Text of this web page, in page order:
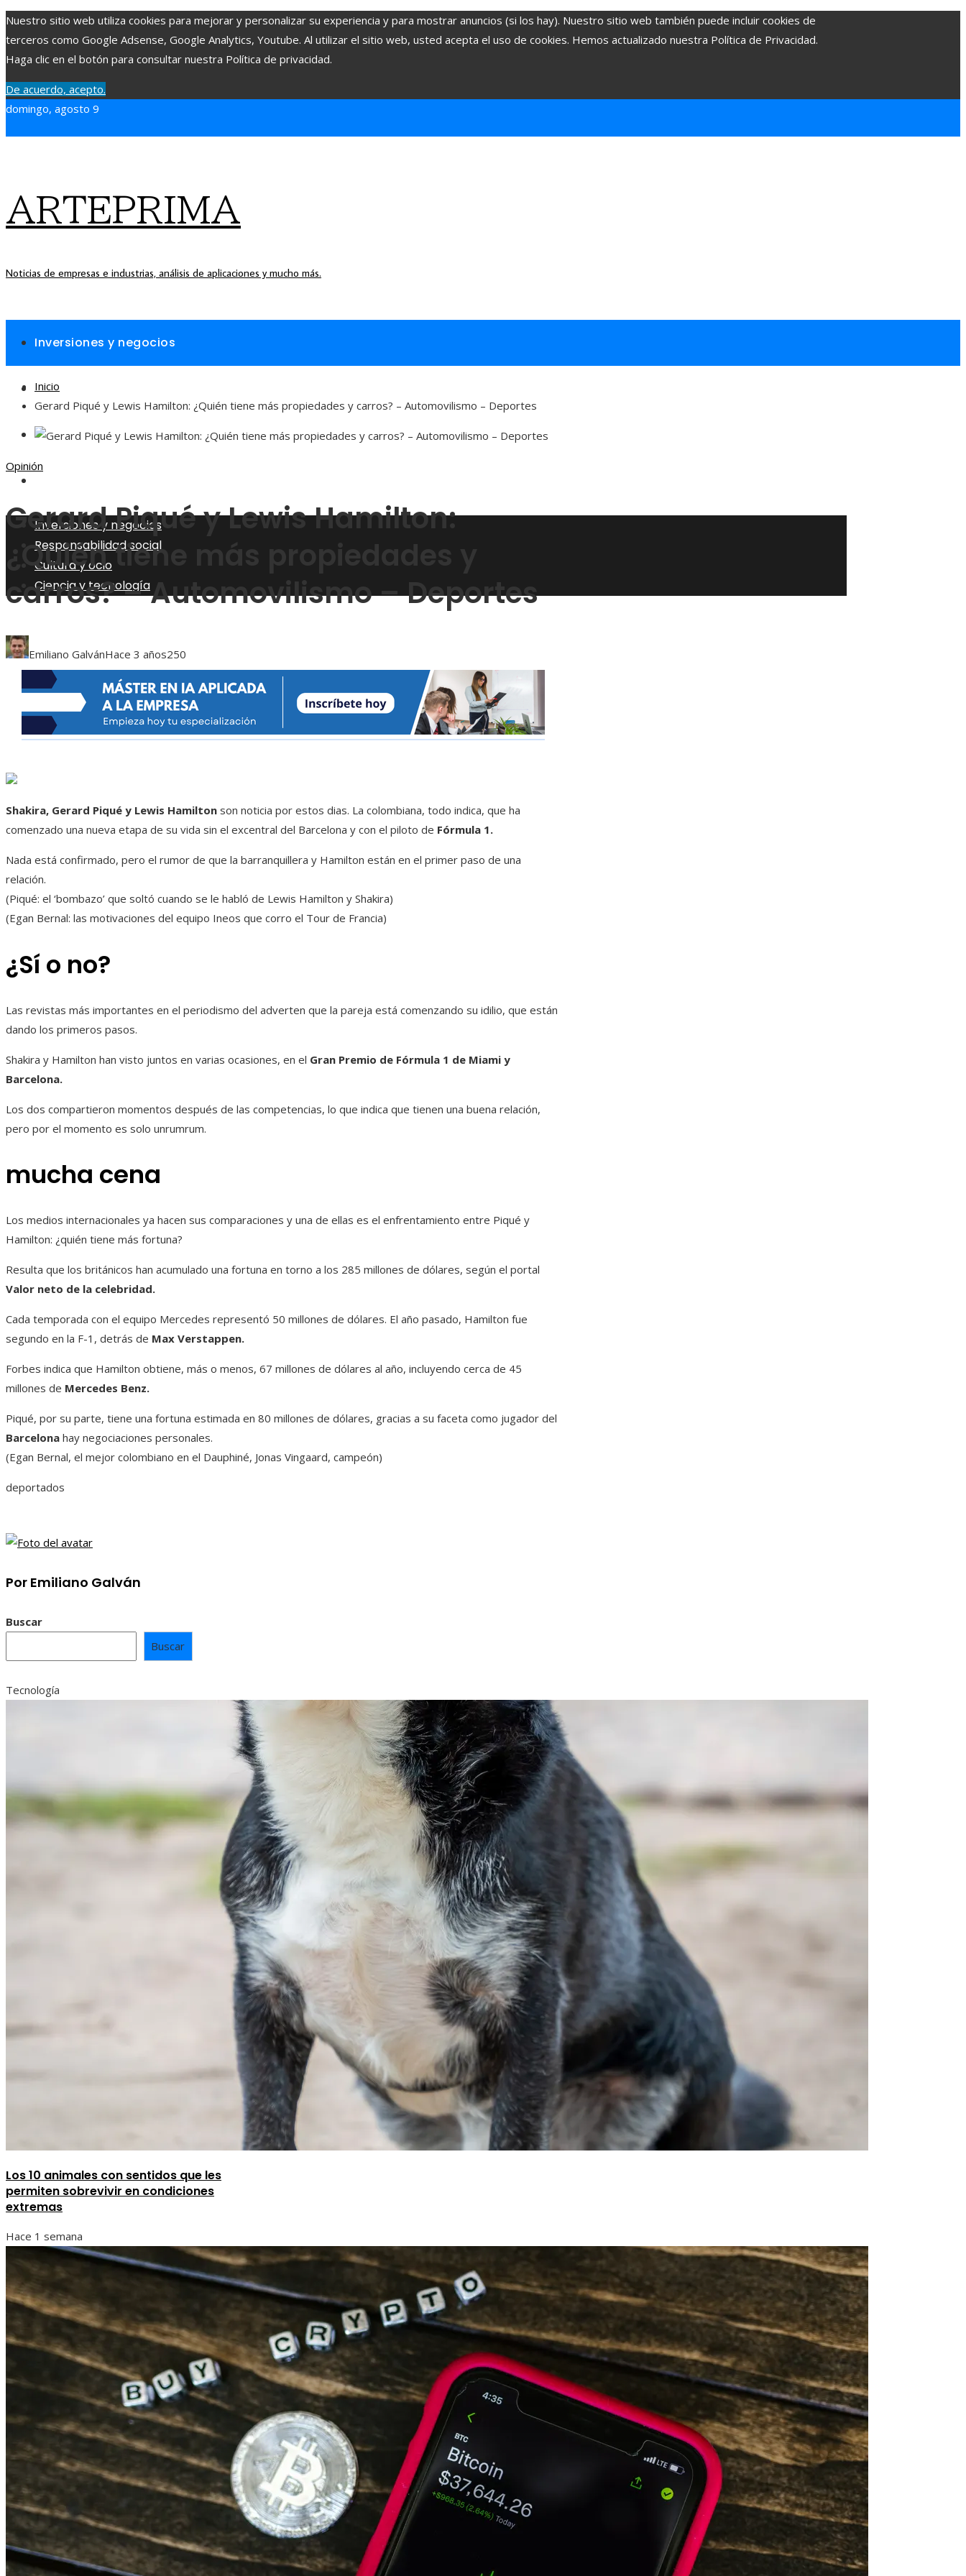
Nuestro sitio web utiliza cookies para mejorar y personalizar su experiencia y para mostrar anuncios (si los hay). Nuestro sitio web también puede incluir cookies de
terceros como Google Adsense, Google Analytics, Youtube. Al utilizar el sitio web, usted acepta el uso de cookies. Hemos actualizado nuestra Política de Privacidad.
Haga clic en el botón para consultar nuestra Política de privacidad.
De acuerdo, acepto.
domingo, agosto 9
ARTEPRIMA
Noticias de empresas e industrias, análisis de aplicaciones y mucho más.
Inversiones y negocios
Responsabilidad social
Cultura y ocio
Inversiones y negocios
Responsabilidad social
Cultura y ocio
Ciencia y tecnología
Inicio
Gerard Piqué y Lewis Hamilton: ¿Quién tiene más propiedades y carros? – Automovilismo – Deportes
Opinión
Gerard Piqué y Lewis Hamilton:
¿Quién tiene más propiedades y
carros? – Automovilismo – Deportes
Emiliano GalvánHace 3 años250
Shakira, Gerard Piqué y Lewis Hamilton son noticia por estos dias. La colombiana, todo indica, que ha
comenzado una nueva etapa de su vida sin el excentral del Barcelona y con el piloto de Fórmula 1.
Nada está confirmado, pero el rumor de que la barranquillera y Hamilton están en el primer paso de una
relación.
(Piqué: el ‘bombazo’ que soltó cuando se le habló de Lewis Hamilton y Shakira)
(Egan Bernal: las motivaciones del equipo Ineos que corro el Tour de Francia)
¿Sí o no?
Las revistas más importantes en el periodismo del adverten que la pareja está comenzando su idilio, que están
dando los primeros pasos.
Shakira y Hamilton han visto juntos en varias ocasiones, en el Gran Premio de Fórmula 1 de Miami y
Barcelona.
Los dos compartieron momentos después de las competencias, lo que indica que tienen una buena relación,
pero por el momento es solo unrumrum.
mucha cena
Los medios internacionales ya hacen sus comparaciones y una de ellas es el enfrentamiento entre Piqué y
Hamilton: ¿quién tiene más fortuna?
Resulta que los británicos han acumulado una fortuna en torno a los 285 millones de dólares, según el portal
Valor neto de la celebridad.
Cada temporada con el equipo Mercedes representó 50 millones de dólares. El año pasado, Hamilton fue
segundo en la F-1, detrás de Max Verstappen.
Forbes indica que Hamilton obtiene, más o menos, 67 millones de dólares al año, incluyendo cerca de 45
millones de Mercedes Benz.
Piqué, por su parte, tiene una fortuna estimada en 80 millones de dólares, gracias a su faceta como jugador del
Barcelona hay negociaciones personales.
(Egan Bernal, el mejor colombiano en el Dauphiné, Jonas Vingaard, campeón)
deportados
Por Emiliano Galván
Buscar
Buscar
Tecnología
Los 10 animales con sentidos que les
permiten sobrevivir en condiciones
extremas
Hace 1 semana